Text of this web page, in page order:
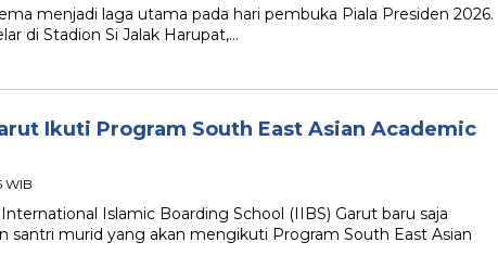
menjadi laga utama pada hari pembuka Piala Presiden 2026.
di Stadion Si Jalak Harupat,…
Ikuti Program South East Asian Academic
WIB
Islamic Boarding School (IIBS) Garut baru saja
santri murid yang akan mengikuti Program South East Asian